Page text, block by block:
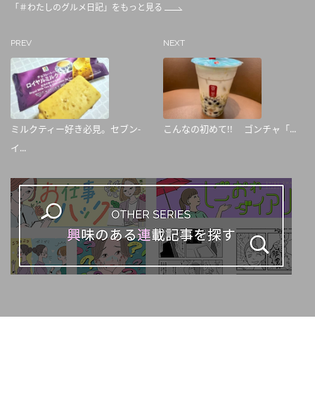
「＃わたしのグルメ日記」をもっと見る
PREV
ミルクティー好き必見。セブン-
イ...
NEXT
こんなの初めて!! ゴンチャ「...